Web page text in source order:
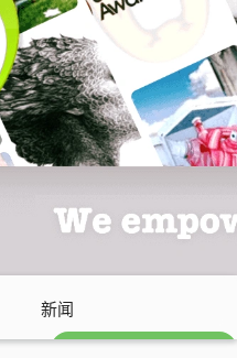
新闻
免费每周通讯 (英文)